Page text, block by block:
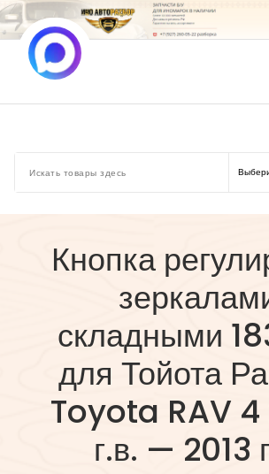
Перейти
к
содержимому
Кнопка
складными
для Тойота
Toyota RAV
г.в. — 2013